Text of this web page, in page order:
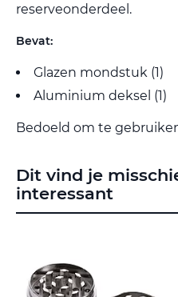
reserveonderdeel.
Bevat:
Glazen mondstuk (1)
Aluminium deksel (1)
Bedoeld om te
Dit vind je
interessant